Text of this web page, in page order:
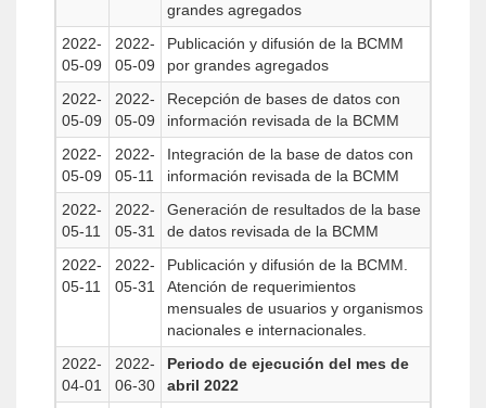
grandes agregados
2022-
05-09
2022-
05-09
Publicación y difusión de la BCMM
por grandes agregados
2022-
05-09
2022-
05-09
Recepción de bases de datos con
información revisada de la BCMM
2022-
05-09
2022-
05-11
Integración de la base de datos con
información revisada de la BCMM
2022-
05-11
2022-
05-31
Generación de resultados de la base
de datos revisada de la BCMM
2022-
05-11
2022-
05-31
Publicación y difusión de la BCMM.
Atención de requerimientos
mensuales de usuarios y organismos
nacionales e internacionales.
2022-
04-01
2022-
06-30
Periodo de ejecución del mes de
abril 2022